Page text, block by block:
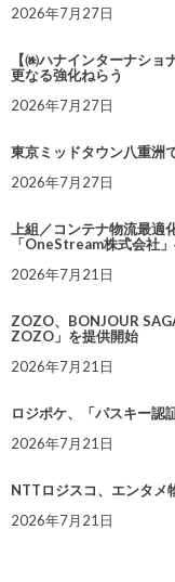
2026年7月27日
【㈱ハナインターナシ
更なる強化ねらう
2026年7月27日
東京ミッドタウン八重洲
2026年7月27日
上組／コンテナ物流最適
「OneStream株式会社
2026年7月21日
ZOZO、BONJOUR
ZOZO」を提供開始
2026年7月21日
ロジポケ、「パスキー認
2026年7月21日
NTTロジスコ、エンタ
2026年7月21日